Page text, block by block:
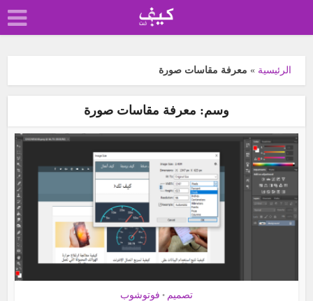
الرئيسية » معرفة مقاسات صورة
وسم: معرفة مقاسات صورة
تصميم • فوتوشوب